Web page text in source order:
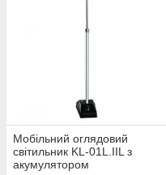
Мобільний оглядовий
світильник KL-01L.IIL з
акумулятором